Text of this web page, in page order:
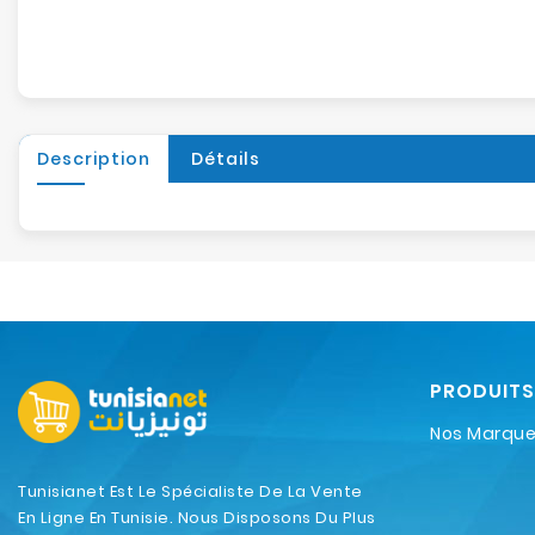
Description Détails
Tunisianet Est Le Spécialiste De La Vente
En Ligne En Tunisie. Nous Disposons Du Plus
PRODUITS
Nos